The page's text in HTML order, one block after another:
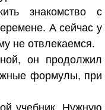
знакомство с
А сейчас у
не отвлекаемся.
он продолжил
формулы, при
учебник. Нужную